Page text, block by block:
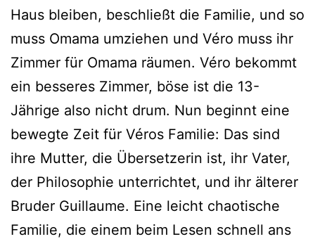
Haus blei­ben, beschließt die Familie, und so
muss Omama umzie­hen und Véro muss ihr
Zimmer für Omama räu­men. Véro bekommt
ein bes­se­res Zimmer, böse ist die 13-
Jährige also nicht drum. Nun beginnt eine
beweg­te Zeit für Véros Familie: Das sind
ihre Mutter, die Übersetzerin ist, ihr Vater,
der Philosophie unter­rich­tet, und ihr älte­rer
Bruder Guillaume. Eine leicht chao­ti­sche
Familie, die einem beim Lesen schnell ans